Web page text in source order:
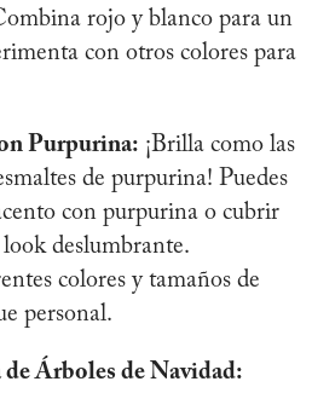
rojo y blanco para un
con otros colores para
Purpurina: ¡Brilla como las
de purpurina! Puedes
con purpurina o cubrir
deslumbrante.
colores y tamaños de
personal.
Árboles de Navidad: